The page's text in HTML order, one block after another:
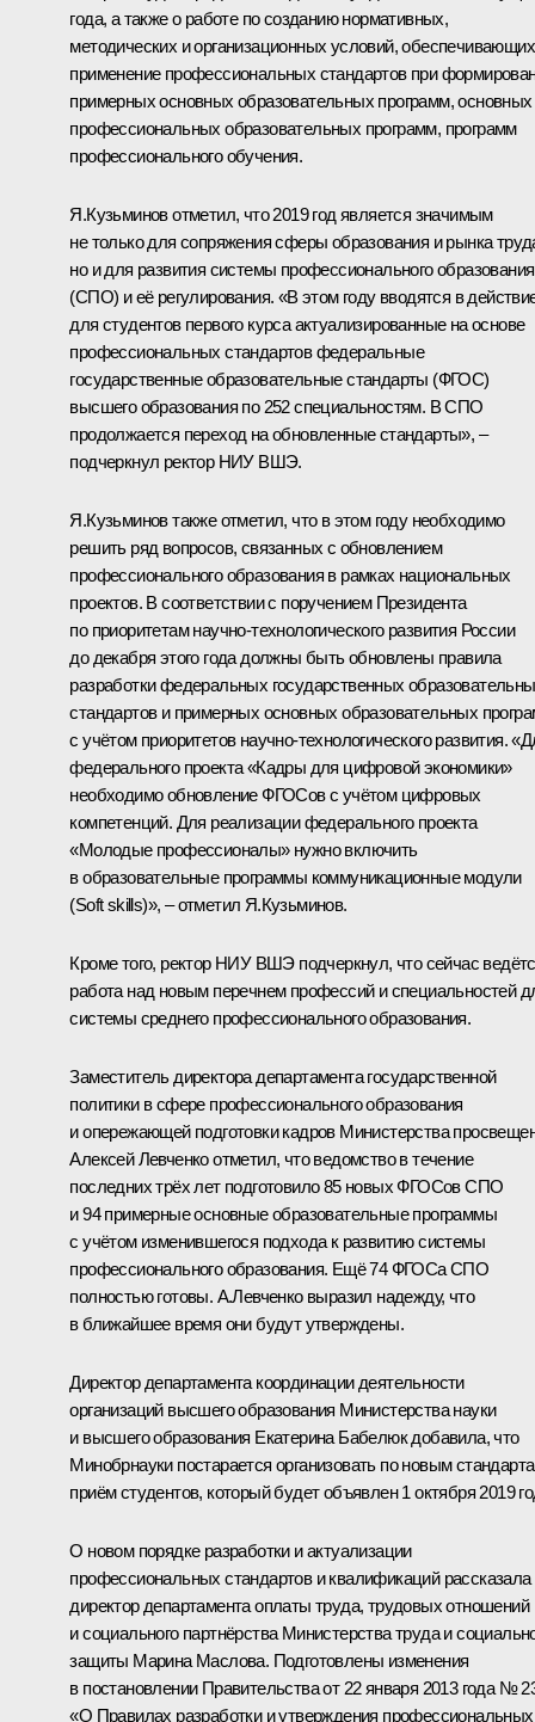
года, а также о работе по созданию нормативных,
методических и организационных условий, обеспечивающих
применение профессиональных стандартов при
примерных основных образовательных программ, основных
профессиональных образовательных программ, программ
профессионального обучения.
Я.Кузьминов отметил, что 2019 год является значимым
не только для сопряжения сферы образования и рынка
но и для развития системы профессионального образования
(СПО) и её регулирования. «В этом году вводятся в
для студентов первого курса актуализированные на основе
профессиональных стандартов федеральные
государственные образовательные стандарты (ФГОС)
высшего образования по 252 специальностям. В СПО
продолжается переход на обновленные стандарты», –
подчеркнул ректор НИУ ВШЭ.
Я.Кузьминов также отметил, что в этом году необходимо
решить ряд вопросов, связанных с обновлением
профессионального образования в рамках национальных
проектов. В соответствии с поручением Президента
по приоритетам научно‑технологического развития России
до декабря этого года должны быть обновлены правила
разработки федеральных государственных
стандартов и примерных основных образовательных
с учётом приоритетов научно‑технологического развития.
федерального проекта «Кадры для цифровой экономики»
необходимо обновление ФГОСов с учётом цифровых
компетенций. Для реализации федерального проекта
«Молодые профессионалы» нужно включить
в образовательные программы коммуникационные модули
(Soft skills)», – отметил Я.Кузьминов.
Кроме того, ректор НИУ ВШЭ подчеркнул, что сейчас
работа над новым перечнем профессий и специальностей
системы среднего профессионального образования.
Заместитель директора департамента государственной
политики в сфере профессионального образования
и опережающей подготовки кадров Министерства
Алексей Левченко отметил, что ведомство в течение
последних трёх лет подготовило 85 новых ФГОСов СПО
и 94 примерные основные образовательные программы
с учётом изменившегося подхода к развитию системы
профессионального образования. Ещё 74 ФГОСа СПО
полностью готовы. А.Левченко выразил надежду, что
в ближайшее время они будут утверждены.
Директор департамента координации деятельности
организаций высшего образования Министерства науки
и высшего образования Екатерина Бабелюк добавила, что
Минобрнауки постарается организовать по новым
приём студентов, который будет объявлен 1 октября 2019
О новом порядке разработки и актуализации
профессиональных стандартов и квалификаций рассказала
директор департамента оплаты труда, трудовых отношений
и социального партнёрства Министерства труда и
защиты Марина Маслова. Подготовлены изменения
в постановлении Правительства от 22 января 2013 года №
«О Правилах разработки и утверждения профессиональных